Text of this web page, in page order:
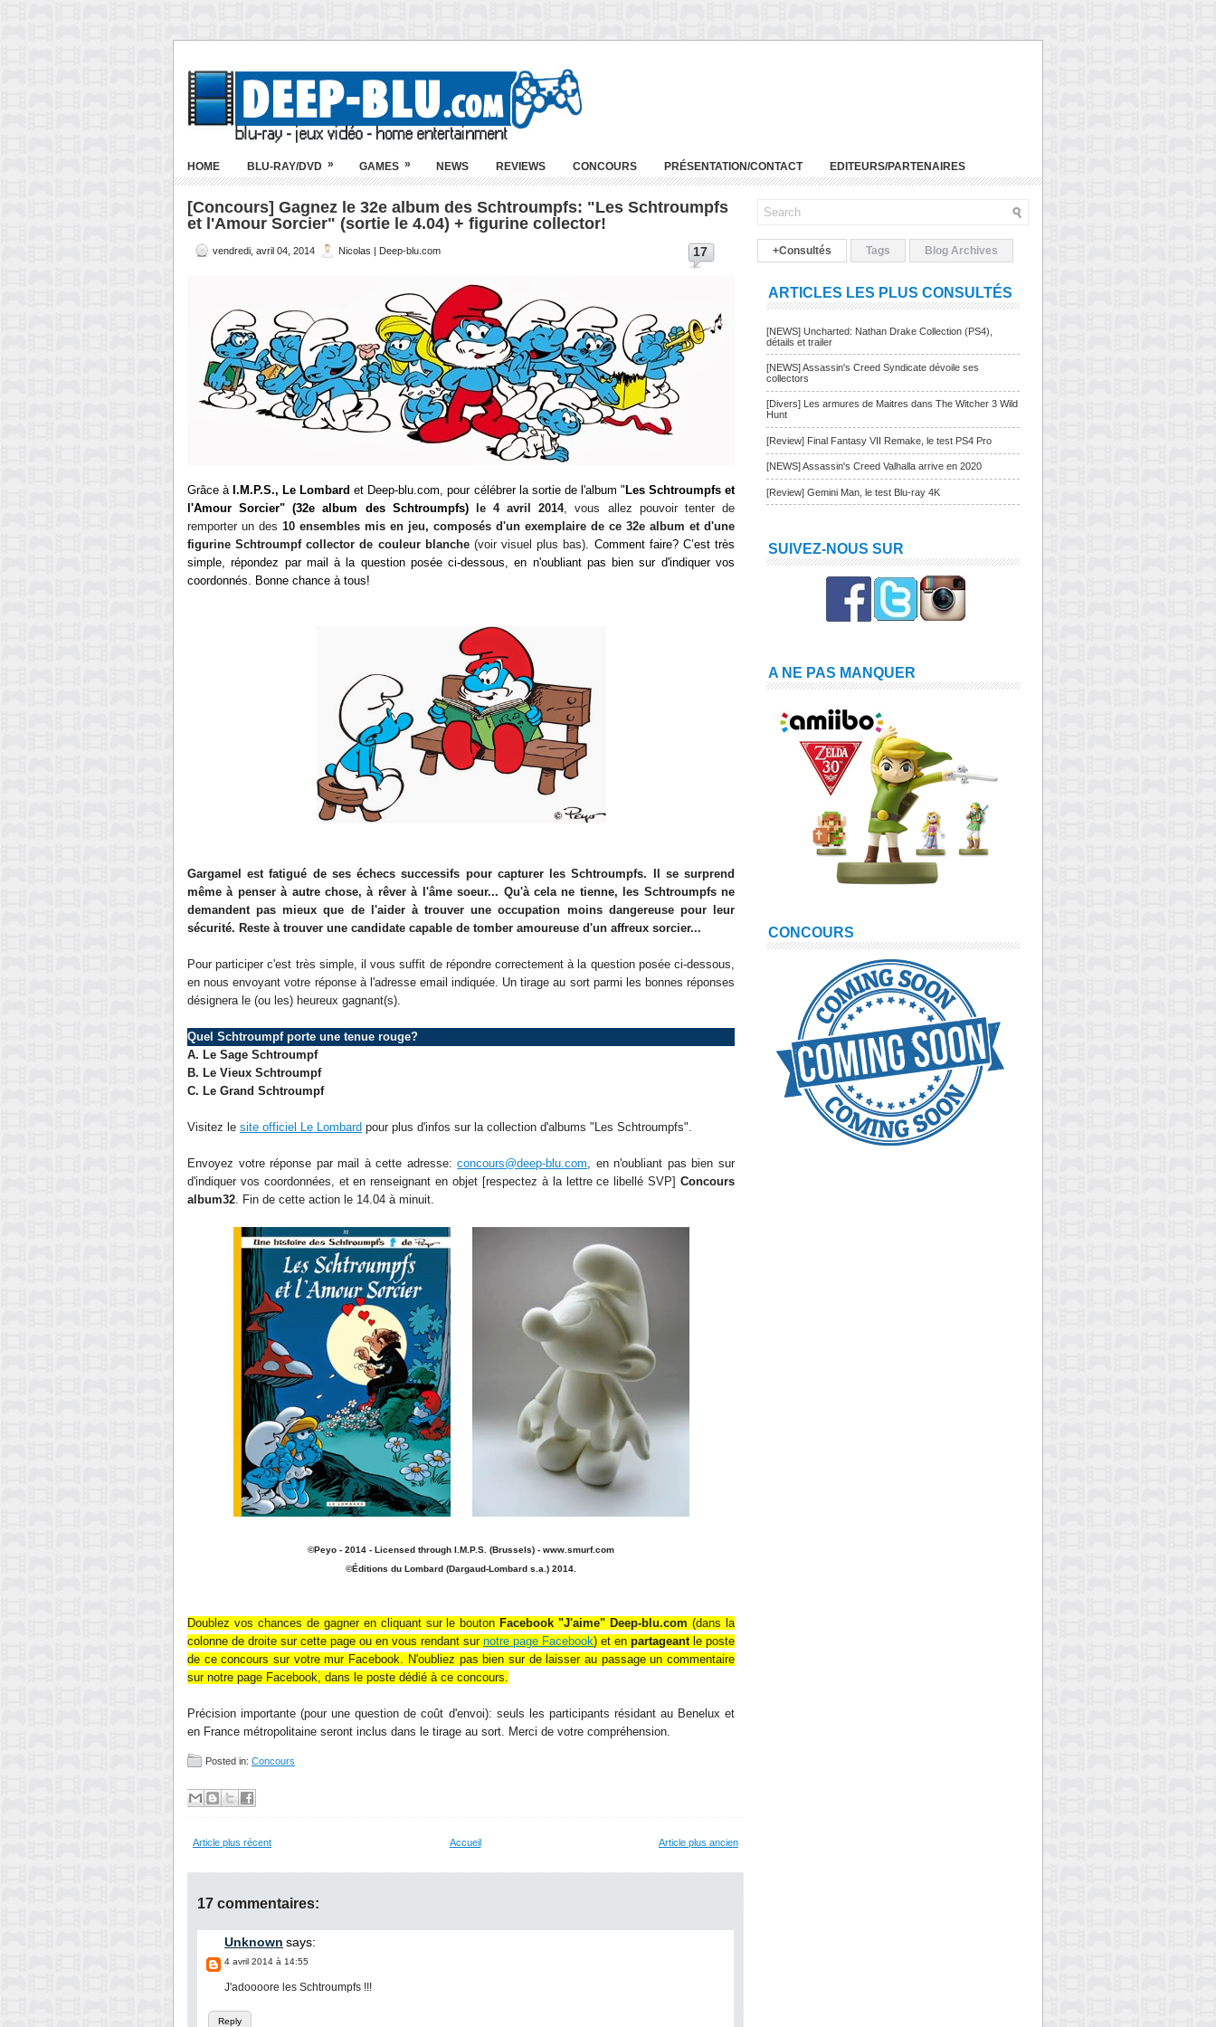
HOME BLU-RAY/DVD » GAMES » NEWS REVIEWS CONCOURS PRÉSENTATION/CONTACT EDITEURS/PARTENAIRES
[Concours] Gagnez le 32e album des Schtroumpfs: "Les Schtroumpfs
et l'Amour Sorcier" (sortie le 4.04) + figurine collector!
vendredi, avril 04, 2014 Nicolas | Deep-blu.com 17
Grâce à I.M.P.S., Le Lombard et Deep-blu.com, pour célébrer la sortie de l'album " Les Schtroumpfs et
l'Amour Sorcier" (32e album des Schtroumpfs)le 4 avril 2014, vous allez pouvoir tenter de
remporter un des 10 ensembles mis en jeu, composés d'un exemplaire de ce 32e album et d'une
figurine Schtroumpf collector de couleur blanche (voir visuel plus bas). Comment faire? C’est très
simple, répondez par mail à la question posée ci-dessous, en n'oubliant pas bien sur d'indiquer vos
coordonnés. Bonne chance à tous!
Gargamel est fatigué de ses échecs successifs pour capturer les Schtroumpfs. Il se surprend
même à penser à autre chose, à rêver à l'âme soeur... Qu'à cela ne tienne, les Schtroumpfs ne
demandent pas mieux que de l'aider à trouver une occupation moins dangereuse pour leur
sécurité. Reste à trouver une candidate capable de tomber amoureuse d'un affreux sorcier...
Pour participer c'est très simple, il vous suffit de répondre correctement à la question posée ci-dessous,
en nous envoyant votre réponse à l'adresse email indiquée. Un tirage au sort parmi les bonnes réponses
désignera le (ou les) heureux gagnant(s).
Quel Schtroumpf porte une tenue rouge?
A. Le Sage Schtroumpf
B. Le Vieux Schtroumpf
C. Le Grand Schtroumpf
Visitez le site officiel Le Lombard pour plus d'infos sur la collection d'albums "Les Schtroumpfs".
Envoyez votre réponse par mail à cette adresse:concours@deep-blu.com, en n'oubliant pas bien sur
d'indiquer vos coordonnées, et en renseignant en objet [respectez à la lettre ce libellé SVP] Concours
album32. Fin de cette action le 14.04 à minuit.
©Peyo - 2014 - Licensed through I.M.P.S. (Brussels) - www.smurf.com
©Éditions du Lombard (Dargaud-Lombard s.a.) 2014.
Doublez vos chances de gagner en cliquant sur le bouton Facebook "J'aime" Deep-blu.com (dans la
colonne de droite sur cette page ou en vous rendant sur notre page Facebook) et en partageant le poste
de ce concours sur votre mur Facebook. N'oubliez pas bien sur de laisser au passage un commentaire
sur notre page Facebook, dans le poste dédié à ce concours.
Précision importante (pour une question de coût d'envoi): seuls les participants résidant au Benelux et
en France métropolitaine seront inclus dans le tirage au sort. Merci de votre compréhension.
Posted in: Concours
Article plus récent Article plus ancien
Accueil
17 commentaires:
Unknown says:
4 avril 2014 à 14:55
Reply
J'adoooore les Schtroumpfs !!!
+Consultés Tags Blog Archives
ARTICLES LES PLUS CONSULTÉS
[NEWS] Uncharted: Nathan Drake Collection (PS4),
détails et trailer
[NEWS] Assassin's Creed Syndicate dévoile ses
collectors
[Divers] Les armures de Maitres dans The Witcher 3 Wild
Hunt
[Review] Final Fantasy VII Remake, le test PS4 Pro
[NEWS] Assassin's Creed Valhalla arrive en 2020
[Review] Gemini Man, le test Blu-ray 4K
SUIVEZ-NOUS SUR
A NE PAS MANQUER
CONCOURS